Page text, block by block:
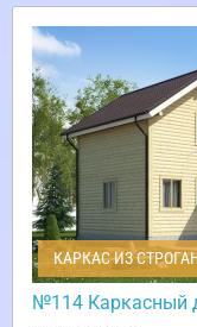
КАРКАС ИЗ
№114 Каркасный